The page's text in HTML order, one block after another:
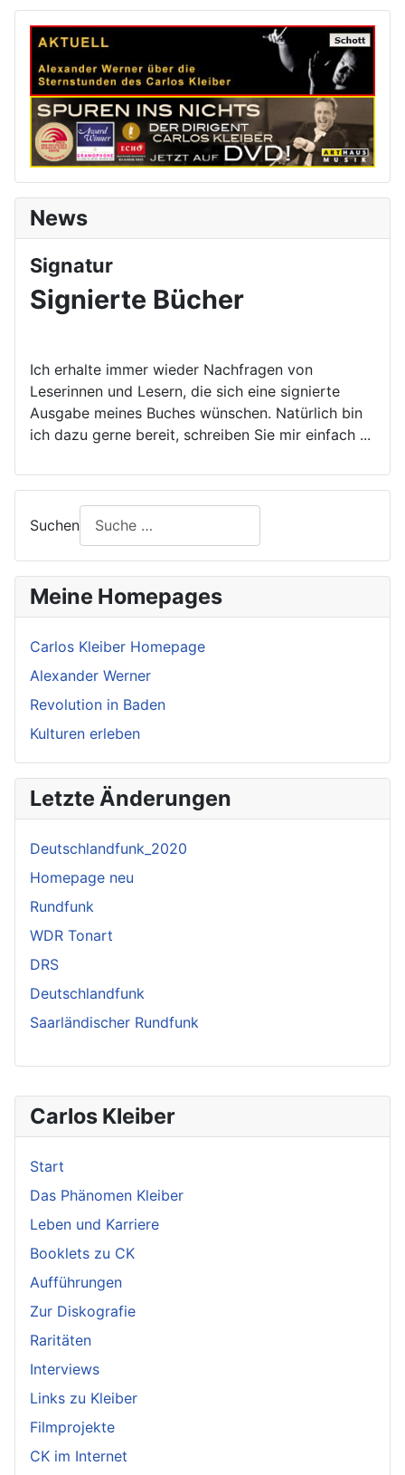
Carlos Kleiber
Start
Das Phänomen Kleiber
Leben und Karriere
Booklets zu CK
Aufführungen
Zur Diskografie
Raritäten
Interviews
Links zu Kleiber
Filmprojekte
CK im Internet
News
Signatur
Signierte Bücher
Ich erhalte immer wieder Nachfragen von
Leserinnen und Lesern, die sich eine signierte
Ausgabe meines Buches wünschen. Natürlich bin
ich dazu gerne bereit, schreiben Sie mir einfach ...
Suchen
Meine Homepages
Carlos Kleiber Homepage
Alexander Werner
Revolution in Baden
Kulturen erleben
Letzte Änderungen
Deutschlandfunk_2020
Homepage neu
Rundfunk
WDR Tonart
DRS
Deutschlandfunk
Saarländischer Rundfunk